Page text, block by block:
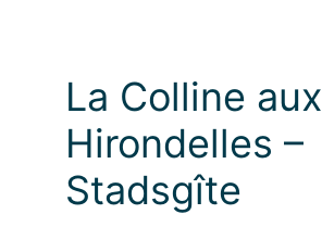
Activiteiten
Nieuws
La Colline aux
Hirondelles –
Stadsgîte